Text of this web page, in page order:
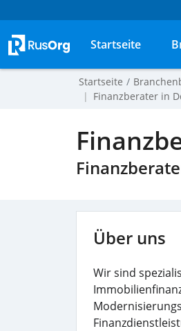
Startseite
Startseite
Finanzberater in
Über uns
Wir sind